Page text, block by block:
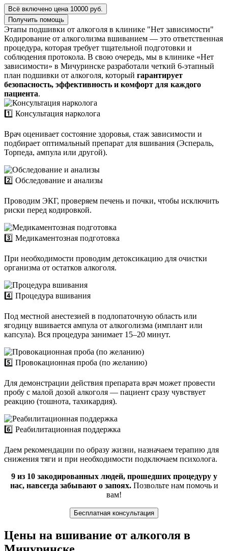
Всё включено цена 10000 руб.
Получить помощь
Этапы подшивки от алкоголя в клинике "Нет зависимости"
Кодирование от алкоголизма вшиванием — это ответственная
процедура, которая требует тщательной подготовки и
соблюдения протокола. В свою очередь, мы в клинике «Нет
зависимости» в Мичуринске разработали четкий 6-этапный
план подшивки от алкоголя, который гарантирует
безопасность, эффективность и комфорт для каждого
пациента.
1️⃣ Консультация нарколога
Врач оценивает состояние здоровья, стаж зависимости и
подбирает оптимальный препарат для вшивания (Эспераль,
Торпеда, ампула или другой).
2️⃣ Обследование и анализы
Проводим ЭКГ, проверяем печень и почки, чтобы исключить
риски перед кодировкой.
3️⃣ Медикаментозная подготовка
При необходимости проводим детоксикацию для очистки
организма от остатков алкоголя.
4️⃣ Процедура вшивания
Под местной анестезией в подлопаточную область или
ягодицу вшивается ампула от алкоголизма (имплант или
капсула). Вся процедура занимает 15–20 минут.
5️⃣ Провокационная проба (по желанию)
Для демонстрации действия препарата врач может провести
пробу с малой дозой алкоголя — пациент сразу чувствует
реакцию (тошнота, тахикардия).
6️⃣ Реабилитационная поддержка
Даем рекомендации по образу жизни, назначаем терапию для
снижения тяги и при необходимости подключаем психолога.
9 из 10 закодированных людей, прошедших процедуру у
нас, навсегда забывают о запоях.Позвольте нам помочь и
вам!
Бесплатная консультация
Цены на вшивание от алкоголя в